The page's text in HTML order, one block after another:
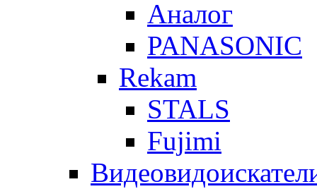
Аналог
PANASONIC
Rekam
STALS
Fujimi